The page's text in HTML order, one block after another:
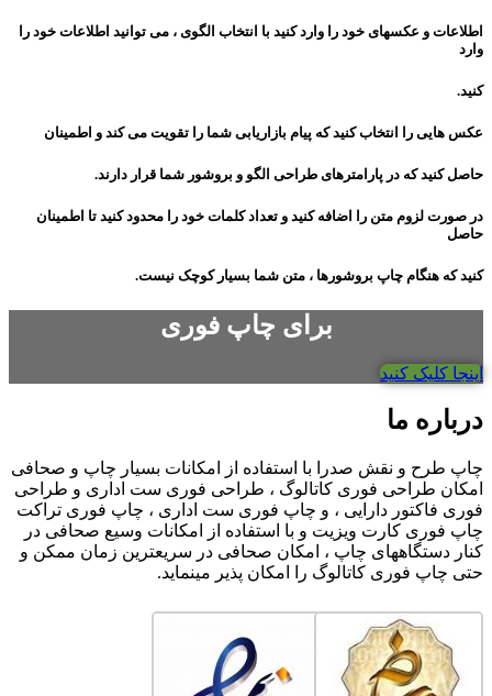
اطلاعات و عکسهای خود را وارد کنید با انتخاب الگوی ، می توانید اطلاعات خود را
وارد
کنید.
عکس هایی را انتخاب کنید که پیام بازاریابی شما را تقویت می کند و اطمینان
حاصل کنید که در پارامترهای طراحی الگو و بروشور شما قرار دارند.
در صورت لزوم متن را اضافه کنید و تعداد کلمات خود را محدود کنید تا اطمینان
حاصل
کنید که هنگام چاپ بروشورها ، متن شما بسیار کوچک نیست.
برای چاپ فوری
اینجا کلیک کنید
درباره ما
چاپ طرح و نقش صدرا با استفاده از امکانات بسیار چاپ و صحافی
امکان طراحی فوری کاتالوگ ، طراحی فوری ست اداری و طراحی
فوری فاکتور دارایی ، و چاپ فوری ست اداری ، چاپ فوری تراکت
چاپ فوری کارت ویزیت و با استفاده از امکانات وسیع صحافی در
کنار دستگاههای چاپ ، امکان صحافی در سریعترین زمان ممکن و
حتی چاپ فوری کاتالوگ را امکان پذیر مینماید.